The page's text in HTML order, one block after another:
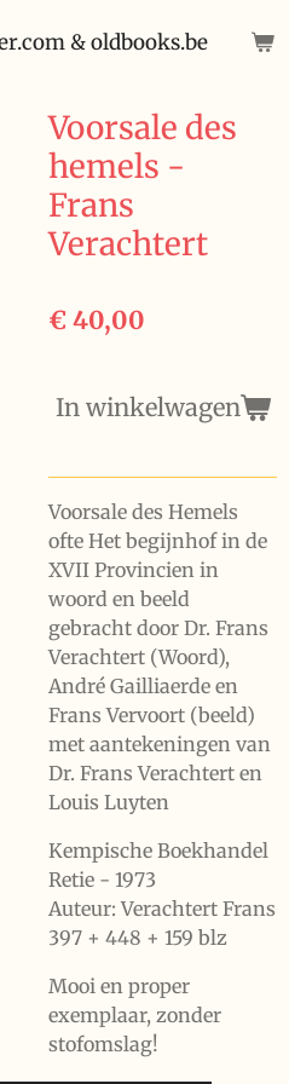
& oldbooks.be
Voorsale des
hemels -
Frans
Verachtert
€ 40,00
In winkelwagen
Voorsale des Hemels
ofte Het begijnhof in de
XVII Provincien in
woord en beeld
gebracht door Dr. Frans
Verachtert (Woord),
André Gailliaerde en
Frans Vervoort (beeld)
met aantekeningen van
Dr. Frans Verachtert en
Louis Luyten
Kempische Boekhandel
Retie - 1973
Auteur: Verachtert Frans
397 + 448 + 159 blz
Mooi en proper
exemplaar, zonder
stofomslag!